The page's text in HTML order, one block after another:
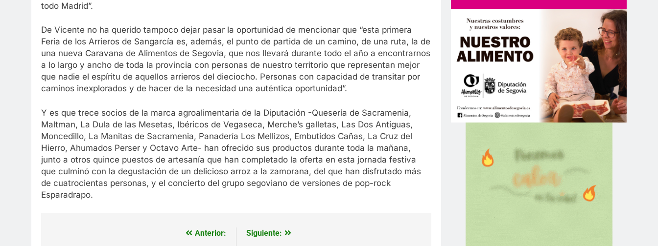
todo Madrid”.
De Vicente no ha querido tampoco dejar pasar la oportunidad de mencionar que “esta primera
Feria de los Arrieros de Sangarcía es, además, el punto de partida de un camino, de una ruta, la de
una nueva Caravana de Alimentos de Segovia, que nos llevará durante todo el año a encontrarnos
a lo largo y ancho de toda la provincia con personas de nuestro territorio que representan mejor
que nadie el espíritu de aquellos arrieros del dieciocho. Personas con capacidad de transitar por
caminos inexplorados y de hacer de la necesidad una auténtica oportunidad”.
Y es que trece socios de la marca agroalimentaria de la Diputación -Quesería de Sacramenia,
Maltman, La Dula de las Mesetas, Ibéricos de Vegaseca, Merche’s galletas, Las Dos Antiguas,
Moncedillo, La Manitas de Sacramenia, Panadería Los Mellizos, Embutidos Cañas, La Cruz del
Hierro, Ahumados Perser y Octavo Arte- han ofrecido sus productos durante toda la mañana,
junto a otros quince puestos de artesanía que han completado la oferta en esta jornada festiva
que culminó con la degustación de un delicioso arroz a la zamorana, del que han disfrutado más
de cuatrocientas personas, y el concierto del grupo segoviano de versiones de pop-rock
Esparadrapo.
Anterior:
Siguiente: